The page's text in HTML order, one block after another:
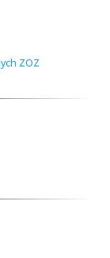
ZOZ